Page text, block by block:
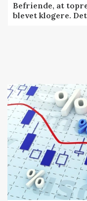
Befriende, at
blevet klogere.